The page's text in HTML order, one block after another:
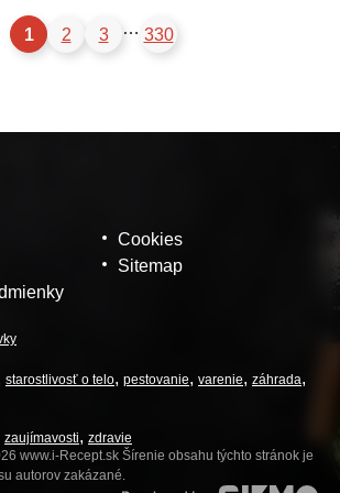
1 2 3 … 330
Cookies
Sitemap
starostlivosť o telo pestovanie varenie
záhrada
zaujímavosti
zdravie
www.i-Recept.sk Šírenie obsahu týchto stránok je
autorov zakázané.